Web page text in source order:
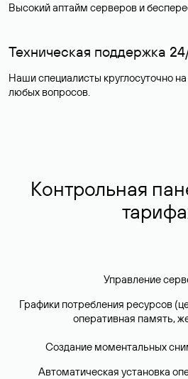
Высокий аптайм серверов и
Техническая поддержка
Наши специалисты круглосуточно
любых вопросов.
Контрольная
Управление
Графики потребления ресурсов
оперативная память,
Создание моментальных
Автоматическая установка